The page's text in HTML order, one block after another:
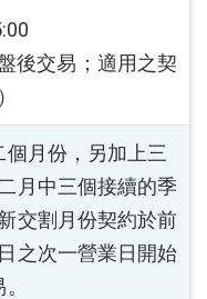
後交易；適用之契
月份，另加上三
月中三個接續的季
交割月份契約於前
之次一營業日開始